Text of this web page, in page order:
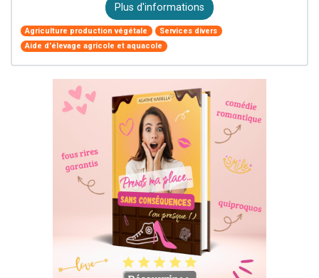
Plus d'informations
Agriculture production végétale
Services divers
Aide d'élevage agricole et aquacole